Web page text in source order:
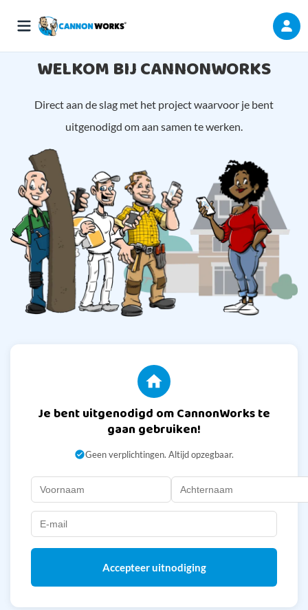
WELKOM BIJ CANNONWORKS
Direct aan de slag met het project waarvoor je bent
uitgenodigd om aan samen te werken.
Je bent uitgenodigd om CannonWorks te
gaan gebruiken!
Geen verplichtingen. Altijd opzegbaar.
Accepteer uitnodiging